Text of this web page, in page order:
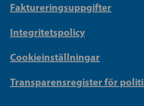
Faktureringsuppgifter
Integritetspolicy
Cookieinställningar
Transparensregister för